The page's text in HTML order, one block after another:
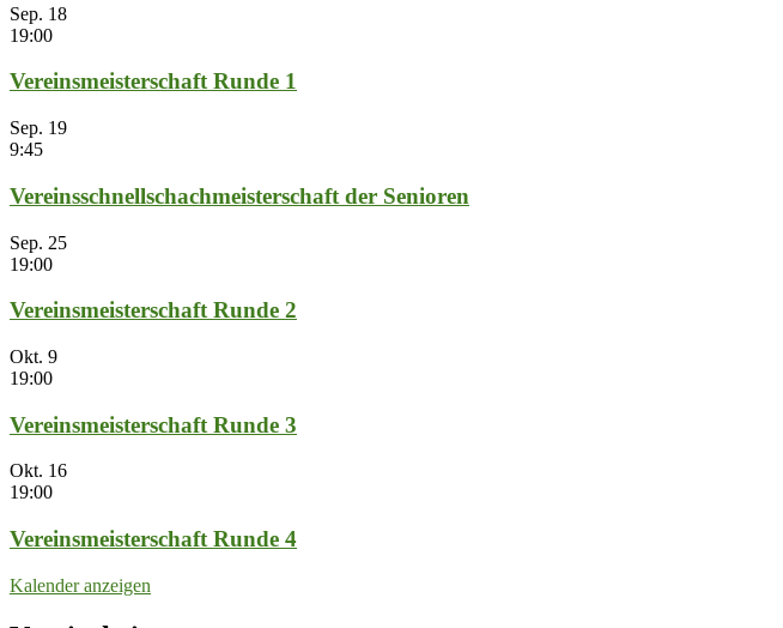
Sep. 18
19:00
Vereinsmeisterschaft Runde 1
Sep. 19
9:45
Vereinsschnellschachmeisterschaft der Senioren
Sep. 25
19:00
Vereinsmeisterschaft Runde 2
Okt. 9
19:00
Vereinsmeisterschaft Runde 3
Okt. 16
19:00
Vereinsmeisterschaft Runde 4
Kalender anzeigen